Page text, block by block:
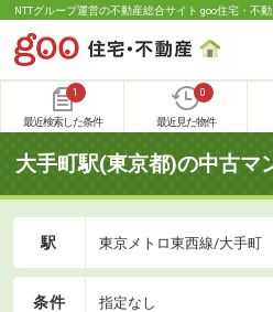
NTTグループ運営の不動産総合サイト goo住宅・不
1
最近検索した条件
0
最近見た物件
大手町駅(東京都)の中古マ
駅 東京メトロ東西線/大手町
条件 指定なし